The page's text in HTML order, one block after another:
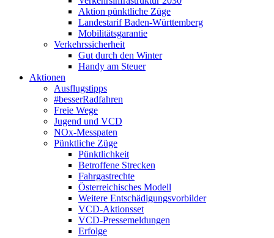
Aktion pünktliche Züge
Landestarif Baden-Württemberg
Mobilitätsgarantie
Verkehrssicherheit
Gut durch den Winter
Handy am Steuer
Aktionen
Ausflugstipps
#besserRadfahren
Freie Wege
Jugend und VCD
NOx-Messpaten
Pünktliche Züge
Pünktlichkeit
Betroffene Strecken
Fahrgastrechte
Österreichisches Modell
Weitere Entschädigungsvorbilder
VCD-Aktionsset
VCD-Pressemeldungen
Erfolge